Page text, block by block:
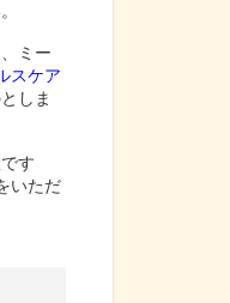
ミー
スケア
しま
す
いただ